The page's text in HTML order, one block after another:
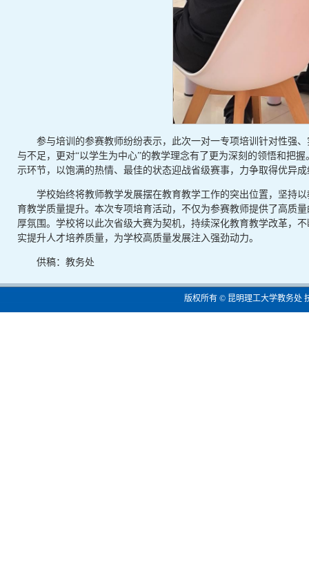
参与培训的参赛教师纷纷表示，此次一对一专项培训针对性强
与不足，更对“以学生为中心”的教学理念有了更为深刻的领悟和把
示环节，以饱满的热情、最佳的状态迎战省级赛事，力争取得优异成
学校始终将教师教学发展摆在教育教学工作的突出位置，坚持
育教学质量提升。本次专项培育活动，不仅为参赛教师提供了高质
厚氛围。学校将以此次省级大赛为契机，持续深化教育教学改革，
实提升人才培养质量，为学校高质量发展注入强劲动力。
供稿：教务处
版权所有 © 昆明理工大学教务处